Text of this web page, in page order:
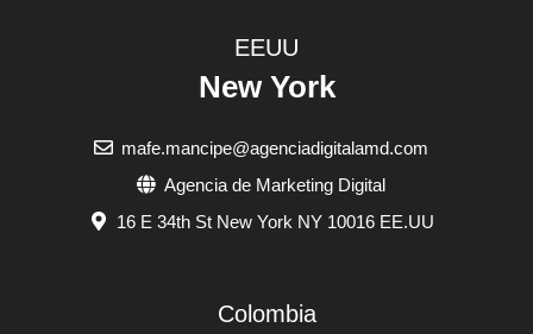
Colombia
EEUU
New York
mafe.mancipe@agenciadigitalamd.com
Agencia de Marketing Digital
16 E 34th St New York NY 10016 EE.UU